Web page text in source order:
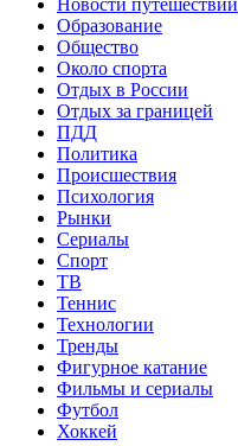
Образование
Общество
Около спорта
Отдых в России
Отдых за границей
ПДД
Политика
Происшествия
Психология
Рынки
Сериалы
Спорт
ТВ
Теннис
Технологии
Тренды
Фигурное катание
Фильмы и сериалы
Футбол
Хоккей